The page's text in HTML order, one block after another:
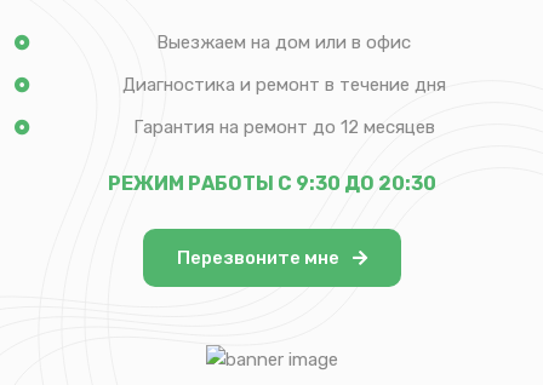
Выезжаем на дом или в офис
Диагностика и ремонт в течение дня
Гарантия на ремонт до 12 месяцев
РЕЖИМ РАБОТЫ С 9:30 ДО 20:30
Перезвоните мне